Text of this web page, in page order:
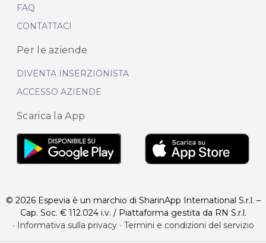
FAQ
CONTATTACI
Per le aziende
DIVENTA INSERZIONISTA
ACCESSO AZIENDE
Scarica la App
© 2026 Espevia è un marchio di SharinApp International S.r.l. –
Cap. Soc. € 112.024 i.v. / Piattaforma gestita da RN S.r.l.
·
Informativa sulla privacy· Termini e condizioni del servizio